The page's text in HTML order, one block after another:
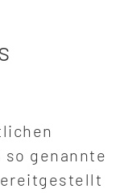
genannte